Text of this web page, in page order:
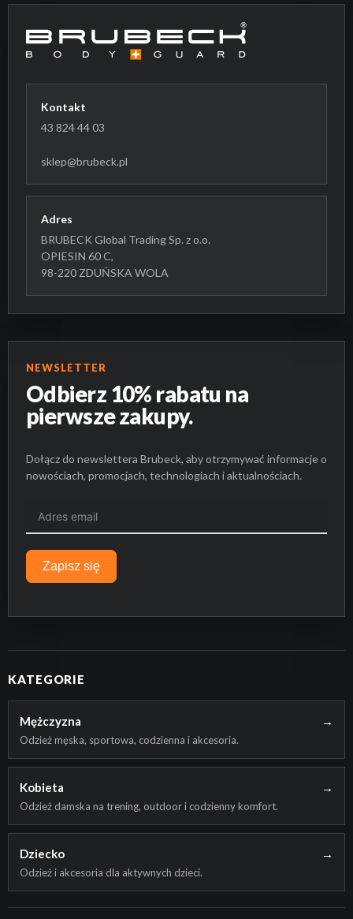
Kontakt
43 824 44 03
sklep@brubeck.pl
Adres
BRUBECK Global Trading Sp. z o.o.
OPIESIN 60 C,
98-220 ZDUŃSKA WOLA
NEWSLETTER
Odbierz 10% rabatu na
pierwsze zakupy.
Dołącz do newslettera Brubeck, aby otrzymywać informacje o
nowościach, promocjach, technologiach i aktualnościach.
Zapisz się
KATEGORIE
Mężczyzna →
Odzież męska, sportowa, codzienna i akcesoria.
Kobieta →
Odzież damska na trening, outdoor i codzienny komfort.
Dziecko →
Odzież i akcesoria dla aktywnych dzieci.